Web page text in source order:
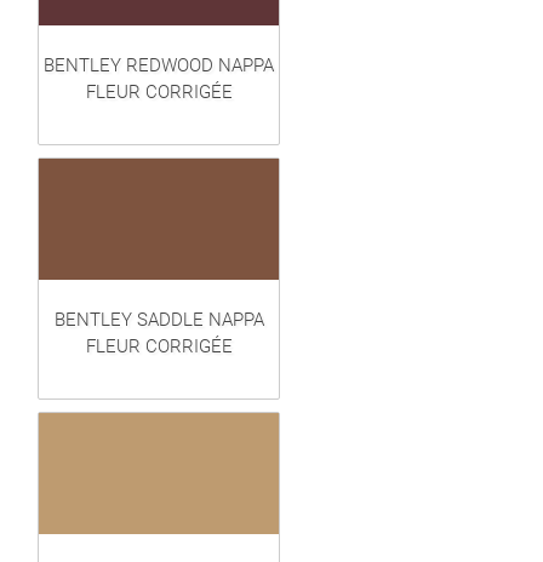
BENTLEY REDWOOD NAPPA
FLEUR CORRIGÉE
BENTLEY SADDLE NAPPA
FLEUR CORRIGÉE